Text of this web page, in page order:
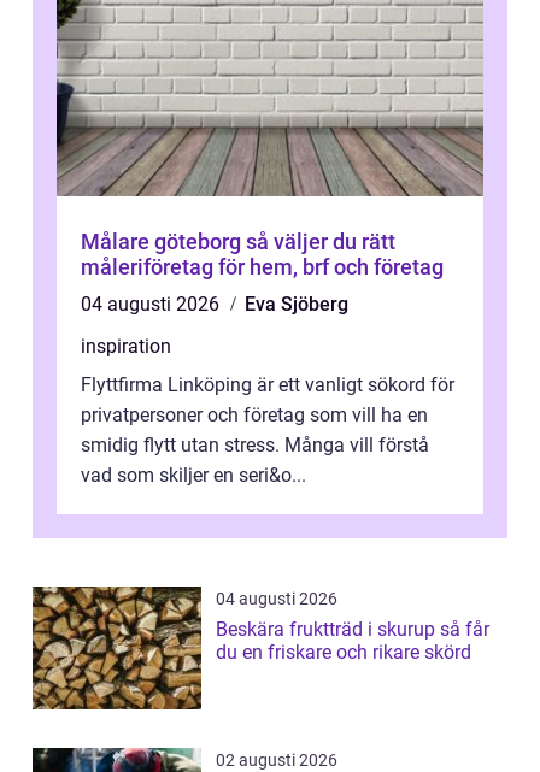
Målare göteborg så väljer du rätt
måleriföretag för hem, brf och företag
04 augusti 2026
Eva Sjöberg
inspiration
Flyttfirma Linköping är ett vanligt sökord för
privatpersoner och företag som vill ha en
smidig flytt utan stress. Många vill förstå
vad som skiljer en seri&o...
04 augusti 2026
Beskära fruktträd i skurup så får
du en friskare och rikare skörd
02 augusti 2026